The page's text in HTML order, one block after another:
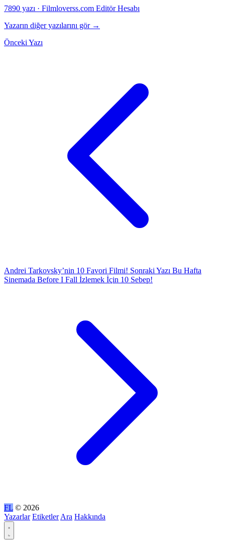
7890 yazı · Filmloverss.com Editör Hesabı
Yazarın diğer yazılarını gör →
Önceki Yazı
Andrei Tarkovsky’nin 10 Favori Filmi! Sonraki Yazı Bu Hafta
Sinemada Before I Fall İzlemek İçin 10 Sebep!
FL © 2026
Yazarlar Etiketler Ara Hakkında